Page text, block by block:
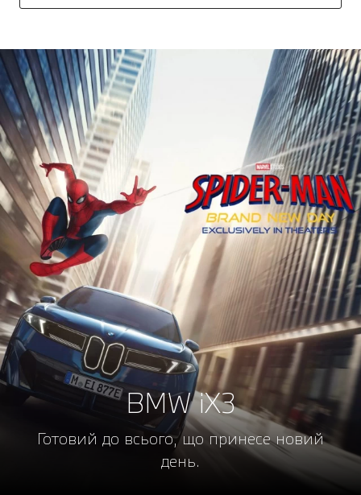
BMW iX3
Готовий до всього, що принесе новий
день.